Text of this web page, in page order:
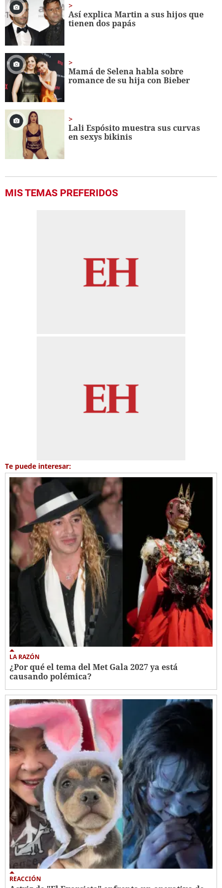
minute,
56
seconds
Así explica Martin a sus hijos que
tienen dos papás
Mamá de Selena habla sobre
romance de su hija con Bieber
Lali Espósito muestra sus curvas
en sexys bikinis
MIS TEMAS PREFERIDOS
Te puede interesar:
LA RAZÓN
¿Por qué el tema del Met Gala 2027 ya está
causando polémica?
REACCIÓN